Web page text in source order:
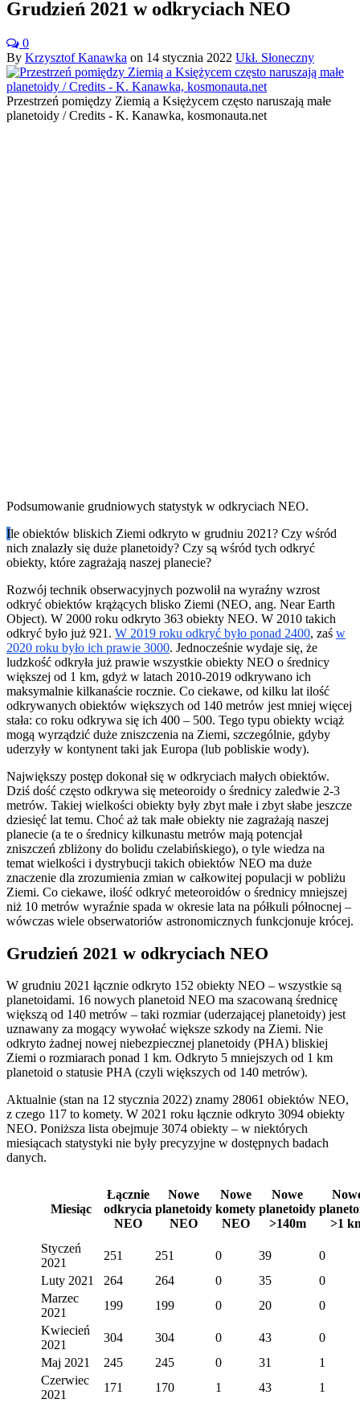
Grudzień 2021 w odkryciach NEO
0
By Krzysztof Kanawka on 14 stycznia 2022 Ukł. Słoneczny
Przestrzeń pomiędzy Ziemią a Księżycem często naruszają małe
planetoidy / Credits - K. Kanawka, kosmonauta.net
Podsumowanie grudniowych statystyk w odkryciach NEO.
Ile obiektów bliskich Ziemi odkryto w grudniu 2021? Czy wśród
nich znalazły się duże planetoidy? Czy są wśród tych odkryć
obiekty, które zagrażają naszej planecie?
Rozwój technik obserwacyjnych pozwolił na wyraźny wzrost
odkryć obiektów krążących blisko Ziemi (NEO, ang. Near Earth
Object). W 2000 roku odkryto 363 obiekty NEO. W 2010 takich
odkryć było już 921. W 2019 roku odkryć było ponad 2400, zaś w
2020 roku było ich prawie 3000. Jednocześnie wydaje się, że
ludzkość odkryła już prawie wszystkie obiekty NEO o średnicy
większej od 1 km, gdyż w latach 2010-2019 odkrywano ich
maksymalnie kilkanaście rocznie. Co ciekawe, od kilku lat ilość
odkrywanych obiektów większych od 140 metrów jest mniej więcej
stała: co roku odkrywa się ich 400 – 500. Tego typu obiekty wciąż
mogą wyrządzić duże zniszczenia na Ziemi, szczególnie, gdyby
uderzyły w kontynent taki jak Europa (lub pobliskie wody).
Największy postęp dokonał się w odkryciach małych obiektów.
Dziś dość często odkrywa się meteoroidy o średnicy zaledwie 2-3
metrów. Takiej wielkości obiekty były zbyt małe i zbyt słabe jeszcze
dziesięć lat temu. Choć aż tak małe obiekty nie zagrażają naszej
planecie (a te o średnicy kilkunastu metrów mają potencjał
zniszczeń zbliżony do bolidu czelabińskiego), o tyle wiedza na
temat wielkości i dystrybucji takich obiektów NEO ma duże
znaczenie dla zrozumienia zmian w całkowitej populacji w pobliżu
Ziemi. Co ciekawe, ilość odkryć meteoroidów o średnicy mniejszej
niż 10 metrów wyraźnie spada w okresie lata na półkuli północnej –
wówczas wiele obserwatoriów astronomicznych funkcjonuje krócej.
Grudzień 2021 w odkryciach NEO
W grudniu 2021 łącznie odkryto 152 obiekty NEO – wszystkie są
planetoidami. 16 nowych planetoid NEO ma szacowaną średnicę
większą od 140 metrów – taki rozmiar (uderzającej planetoidy) jest
uznawany za mogący wywołać większe szkody na Ziemi. Nie
odkryto żadnej nowej niebezpiecznej planetoidy (PHA) bliskiej
Ziemi o rozmiarach ponad 1 km. Odkryto 5 mniejszych od 1 km
planetoid o statusie PHA (czyli większych od 140 metrów).
Aktualnie (stan na 12 stycznia 2022) znamy 28061 obiektów NEO,
z czego 117 to komety. W 2021 roku łącznie odkryto 3094 obiekty
NEO. Poniższa lista obejmuje 3074 obiekty – w niektórych
miesiącach statystyki nie były precyzyjne w dostępnych badach
danych.
Miesiąc
Łącznie
odkrycia
NEO
Nowe
planetoidy
NEO
Nowe
komety
NEO
Nowe
planetoidy
>140m
>1
Styczeń
2021
251 251 0 39
0
Luty 2021
264 264 0 35
0
Marzec
2021
199 199 0 20
0
Kwiecień
2021
304 304 0 43
0
Maj 2021
245 245 0 31
1
Czerwiec
2021
171 170 1 43
1